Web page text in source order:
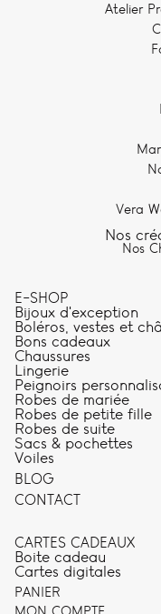
Atelier
Vera
Nos
Nos
E-SHOP
Bijoux d'exception
Boléros, vestes et
Bons cadeaux
Chaussures
Lingerie
Peignoirs
Robes de mariée
Robes de petite fille
Robes de suite
Sacs & pochettes
Voiles
BLOG
CONTACT
CARTES CADEAUX
Boite cadeau
Cartes digitales
PANIER
MON COMPTE